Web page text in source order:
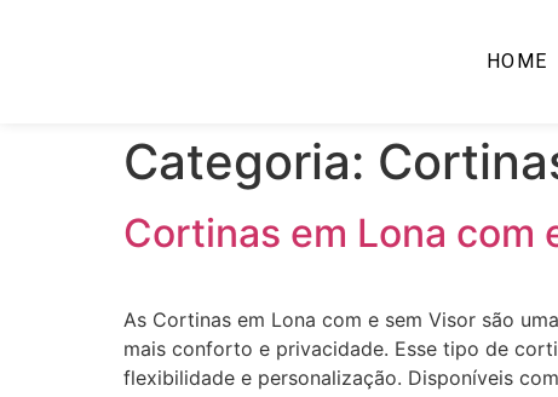
HOME
Categoria:
Cortinas em Lona com
As Cortinas em Lona com e sem Visor são
mais conforto e privacidade. Esse tipo de
flexibilidade e personalização. Disponíveis